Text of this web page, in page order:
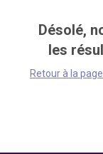
Désolé,
les
Retour à la